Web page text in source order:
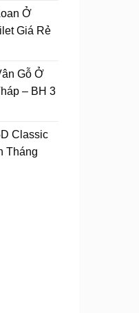
Ở
Giá Rẻ
Gỗ Ở
– BH 3
Classic
Tháng